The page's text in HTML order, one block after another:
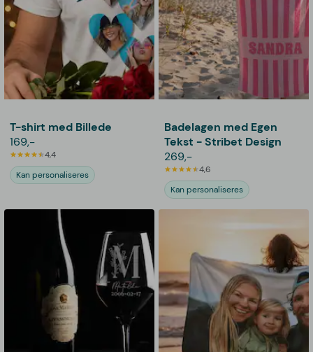
T-shirt med Billede
169,-
4,4
Kan personaliseres
Badelagen med Egen
Tekst - Stribet Design
269,-
4,6
Kan personaliseres